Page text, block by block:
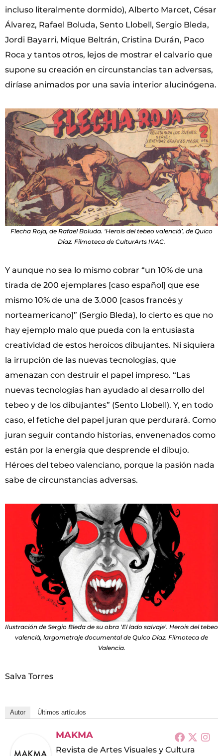
incluso literalmente dormido), Alberto Marcet, César
Álvarez, Rafael Boluda, Sento Llobell, Sergio Bleda,
Jordi Bayarri, Mique Beltrán, Cristina Durán, Paco
Roca y tantos otros, lejos de mostrar el calvario que
supone su creación en circunstancias tan adversas,
diríase animados por una savia interior alucinógena.
Flecha Roja, de Rafael Boluda. ‘Herois del tebeo valencià’, de Quico
Díaz. Filmoteca de CulturArts IVAC.
Y aunque no sea lo mismo cobrar “un 10% de una
tirada de 200 ejemplares [caso español] que ese
mismo 10% de una de 3.000 [casos francés y
norteamericano]” (Sergio Bleda), lo cierto es que no
hay ejemplo malo que pueda con la entusiasta
creatividad de estos heroicos dibujantes. Ni siquiera
la irrupción de las nuevas tecnologías, que
amenazan con destruir el papel impreso. “Las
nuevas tecnologías han ayudado al desarrollo del
tebeo y de los dibujantes” (Sento Llobell). Y, en todo
caso, el fetiche del papel juran que perdurará. Como
juran seguir contando historias, envenenados como
están por la energía que desprende el dibujo.
Héroes del tebeo valenciano, porque la pasión nada
sabe de circunstancias adversas.
Ilustración de Sergio Bleda de su obra ‘El lado salvaje’. Herois del tebeo
valencià, largometraje documental de Quico Díaz. Filmoteca de
Valencia.
Salva Torres
Autor Últimos artículos
MAKMA
Revista de Artes Visuales y Cultura